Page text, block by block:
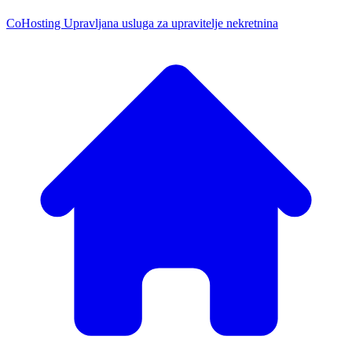
CoHosting Upravljana usluga za upravitelje nekretnina